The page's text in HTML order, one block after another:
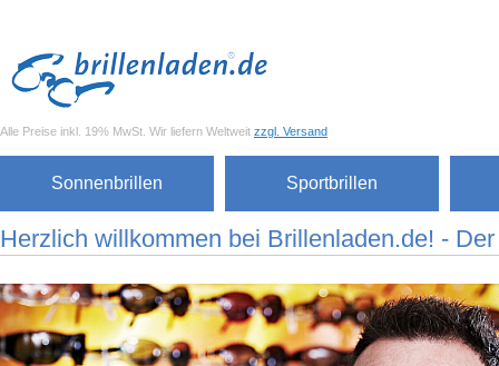
Alle Preise inkl. 19% MwSt. Wir liefern Weltweit zzgl. Versand
Sonnenbrillen Sportbrillen
Herzlich willkommen bei Brillenladen.de! -